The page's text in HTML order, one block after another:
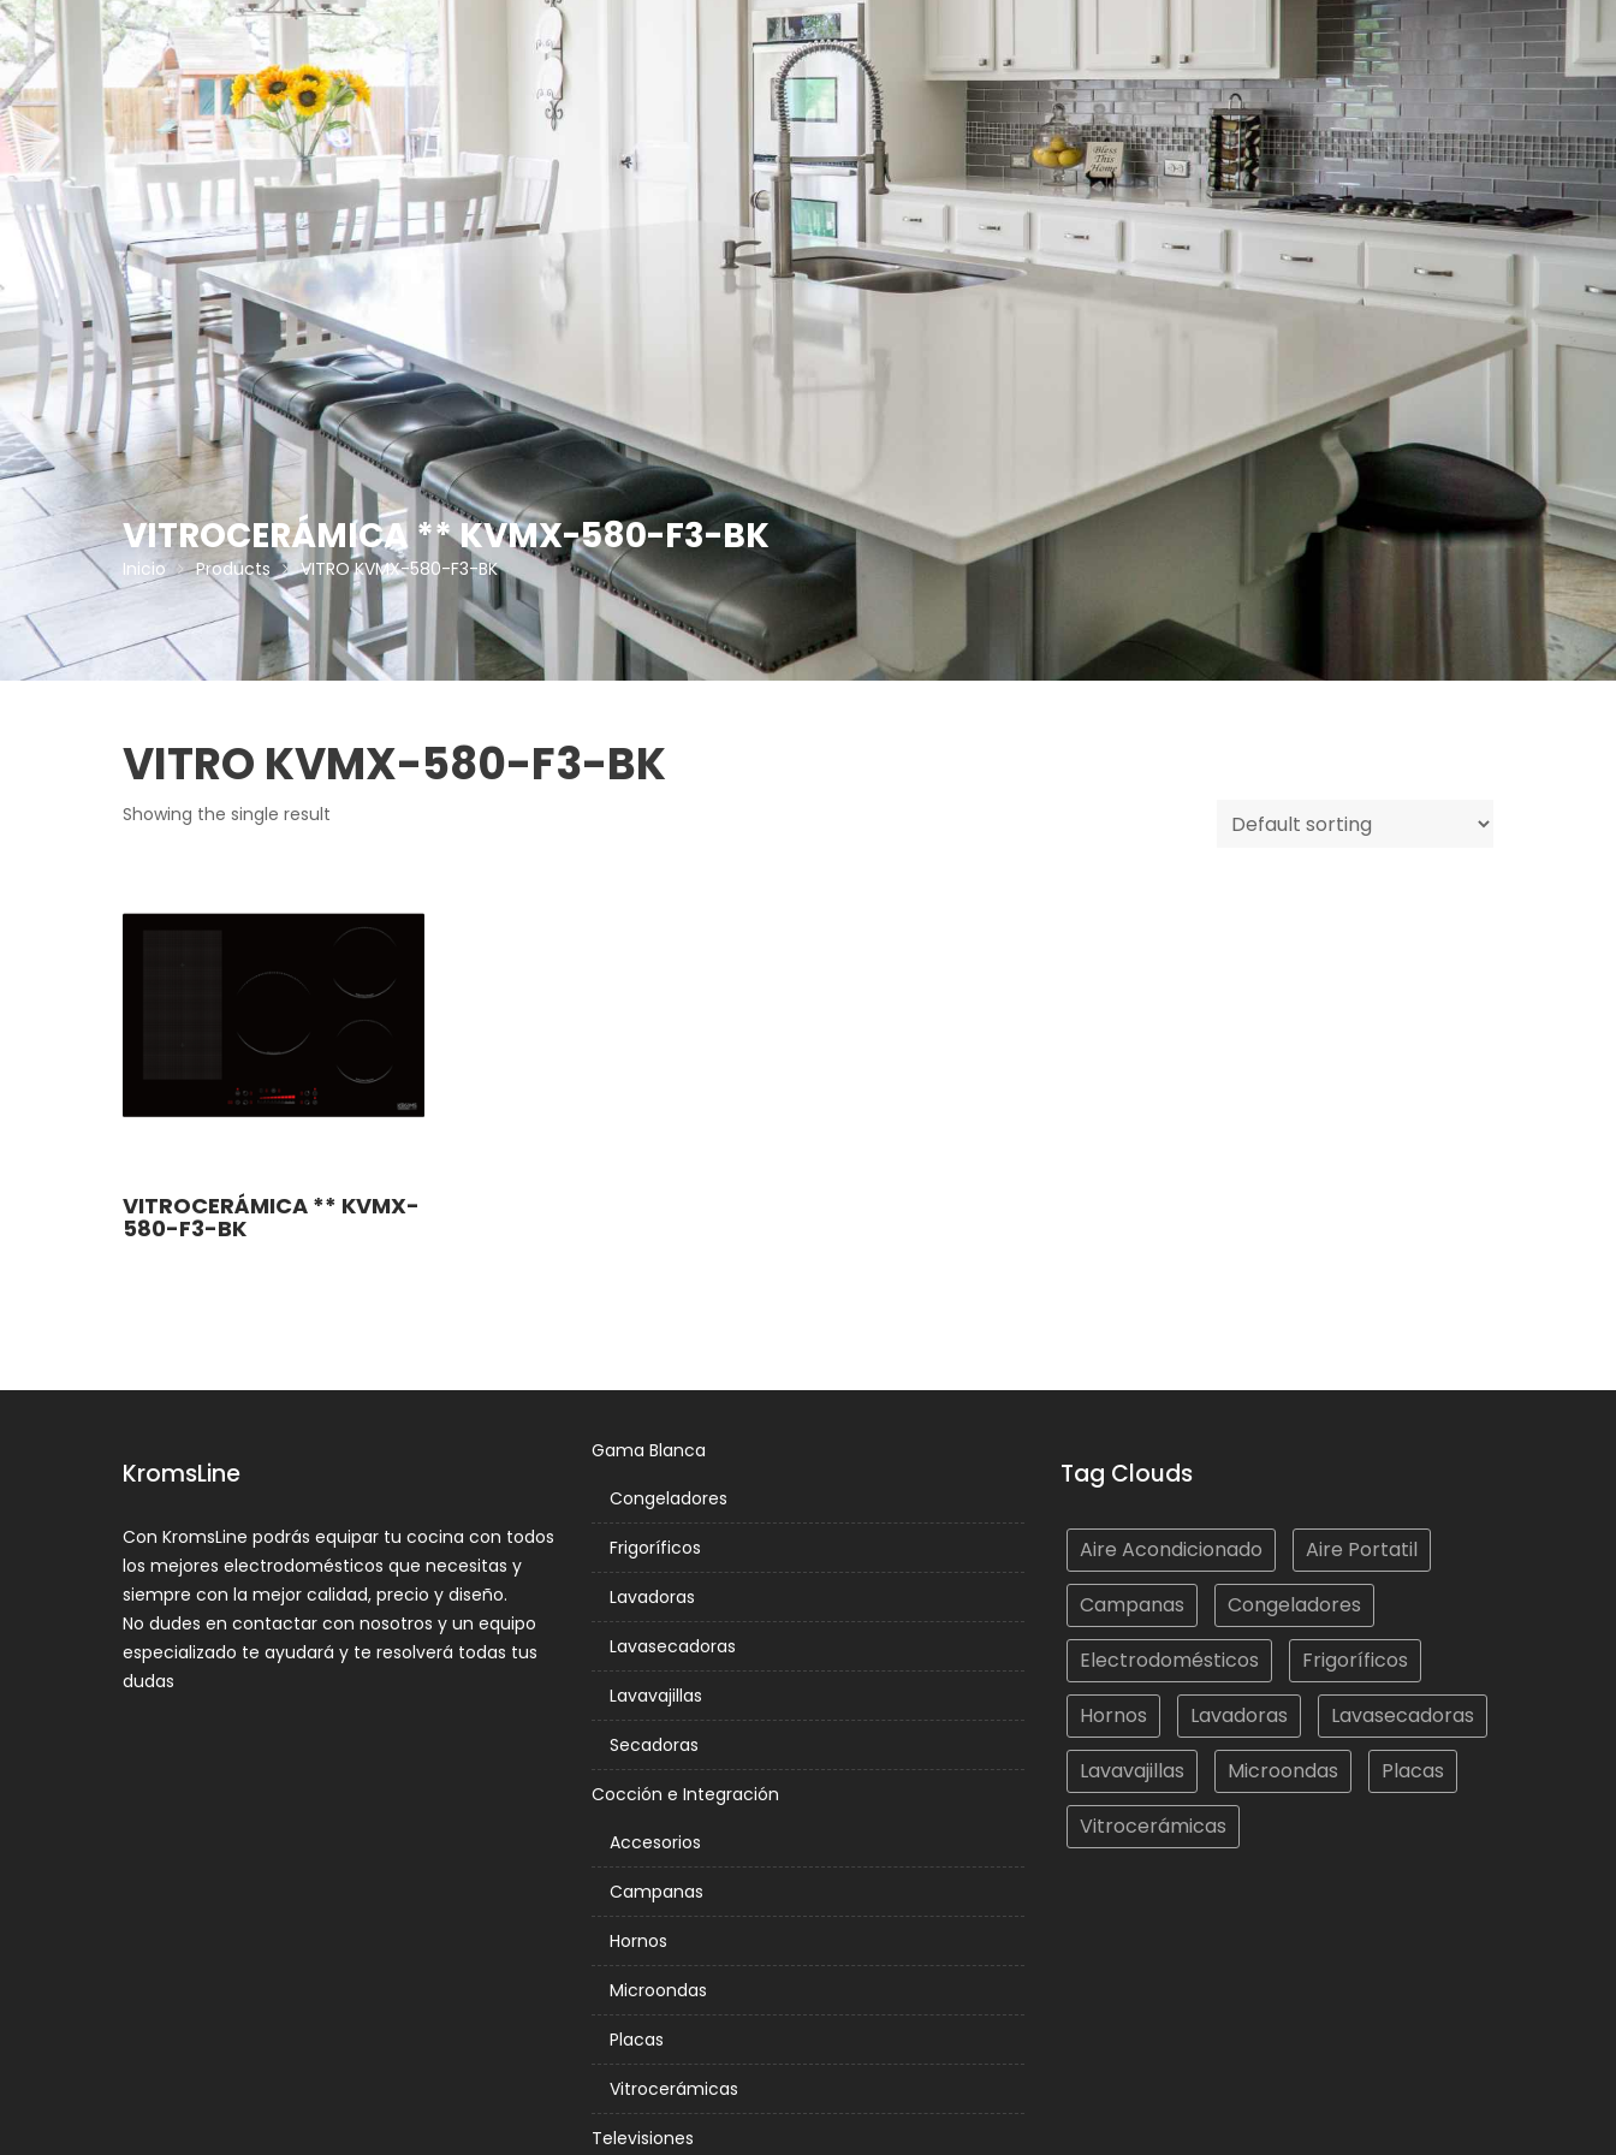
VITROCERÁMICA ** KVMX-580-F3-BK
Inicio Products VITRO KVMX-580-F3-BK
VITRO KVMX-580-F3-BK
Showing the single result
VITROCERÁMICA ** KVMX-
580-F3-BK
KromsLine
Con KromsLine podrás equipar tu cocina con todos
los mejores electrodomésticos que necesitas y
siempre con la mejor calidad, precio y diseño.
No dudes en contactar con nosotros y un equipo
especializado te ayudará y te resolverá todas tus
dudas
Gama Blanca
Congeladores
Frigoríficos
Lavadoras
Lavasecadoras
Lavavajillas
Secadoras
Cocción e Integración
Accesorios
Campanas
Hornos
Microondas
Placas
Vitrocerámicas
Televisiones
Tag Clouds
Aire Acondicionado
Aire Portatil
Campanas
Congeladores
Electrodomésticos
Frigoríficos
Hornos
Lavadoras
Lavasecadoras
Lavavajillas
Microondas
Placas
Vitrocerámicas